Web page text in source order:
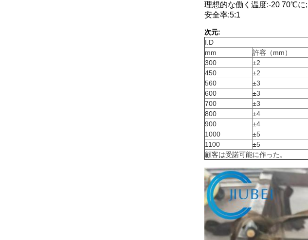
理想的な働く温度:-20 70℃に;
安全率:5:1
次元:
I.D
mm
許容（mm）
300
±2
450
±2
560
±3
600
±3
700
±3
800
±4
900
±4
1000
±5
1100
±5
顧客は受諾可能に作った。